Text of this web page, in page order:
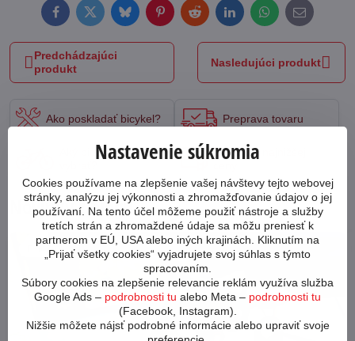
Novinky z blogu
64793
FacebookTwitterBlueskyPinterestRedditLinkedInWhatsApp
E-
mail
Predchádzajúci
produkt
Nasledujúci produkt
Ako poskladať bicykel? Preprava tovaru
Aký bicykel si
Garancia najnižšej
Nastavenie súkromia
Cookies používame na zlepšenie vašej návštevy tejto webovej
stránky, analýzu jej výkonnosti a zhromažďovanie údajov o jej
používaní. Na tento účel môžeme použiť nástroje a služby
tretích strán a zhromaždené údaje sa môžu preniesť k
partnerom v EÚ, USA alebo iných krajinách. Kliknutím na
„Prijať všetky cookies“ vyjadrujete svoj súhlas s týmto
spracovaním.
Súbory cookies na zlepšenie relevancie reklám využíva služba
Google Ads – podrobnosti tu alebo Meta – podrobnosti tu
(Facebook, Instagram).
Nižšie môžete nájsť podrobné informácie alebo upraviť svoje